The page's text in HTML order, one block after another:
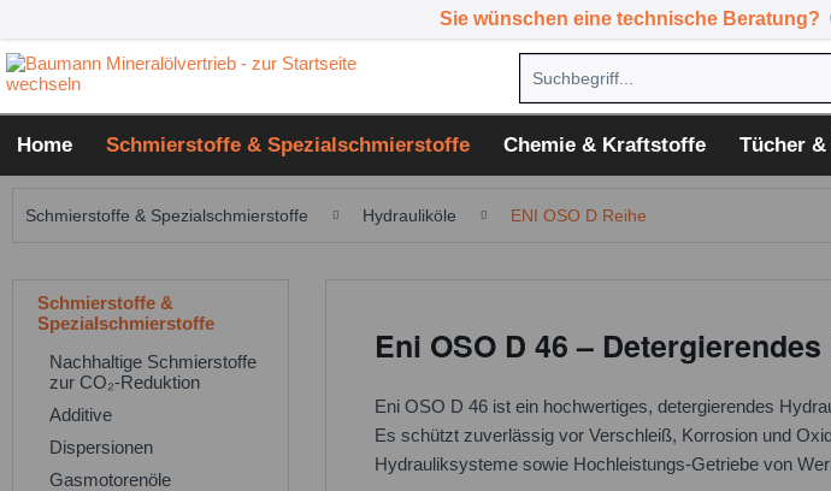
Sie wünschen eine technische Beratung?
Home Schmierstoffe & Spezialschmierstoffe Chemie & Kraftstoffe Tücher
Schmierstoffe & Spezialschmierstoffe Hydrauliköle ENI OSO D Reihe
Schmierstoffe &
Spezialschmierstoffe
Nachhaltige Schmierstoffe
zur CO₂-Reduktion
Additive
Dispersionen
Gasmotorenöle
Eni OSO D 46 –
Eni OSO D 46 ist ein hochwertiges, detergierendes
Es schützt zuverlässig vor Verschleiß, Korrosion und
Hydrauliksysteme sowie Hochleistungs-Getriebe von